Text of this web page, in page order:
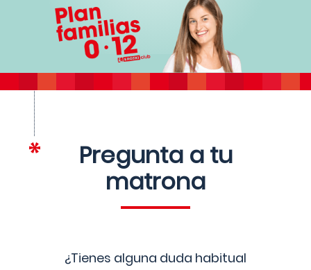
Pregunta a tu
matrona
¿Tienes alguna duda habitual